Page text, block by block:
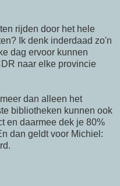
rijden door het hele
Ik denk inderdaad zo'n
dag ervoor kunnen
naar elke provincie
dan alleen het
bibliotheken kunnen ook
en daarmee dek je 80%
dan geldt voor Michiel :